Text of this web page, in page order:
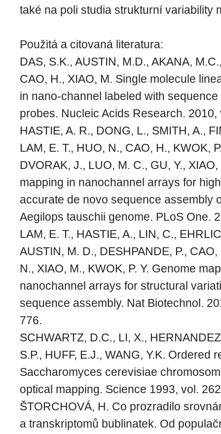
také na poli studia strukturní variability
Použitá a citovaná literatura:
DAS, S.K., AUSTIN, M.D., AKANA,
CAO, H., XIAO, M. Single molecule
in nano-channel labeled with
probes. Nucleic Acids Research. 2010,
HASTIE, A. R., DONG, L., SMITH, A.,
LAM, E. T., HUO, N., CAO, H., KWOK,
DVORAK, J., LUO, M. C., GU, Y.,
mapping in nanochannel arrays for
accurate de novo sequence assembly
Aegilops tauschii genome. PLoS One.
LAM, E. T., HASTIE, A., LIN, C.,
AUSTIN, M. D., DESHPANDE, P.,
N., XIAO, M., KWOK, P. Y. Genome
nanochannel arrays for structural
sequence assembly. Nat Biotechnol.
776.
SCHWARTZ, D.C., LI, X.,
S.P., HUFF, E.J., WANG, Y.K. Ordered
Saccharomyces cerevisiae
optical mapping. Science 1993, vol.
ŠTORCHOVÁ, H. Co prozradilo
a transkriptomů bublinatek. Od